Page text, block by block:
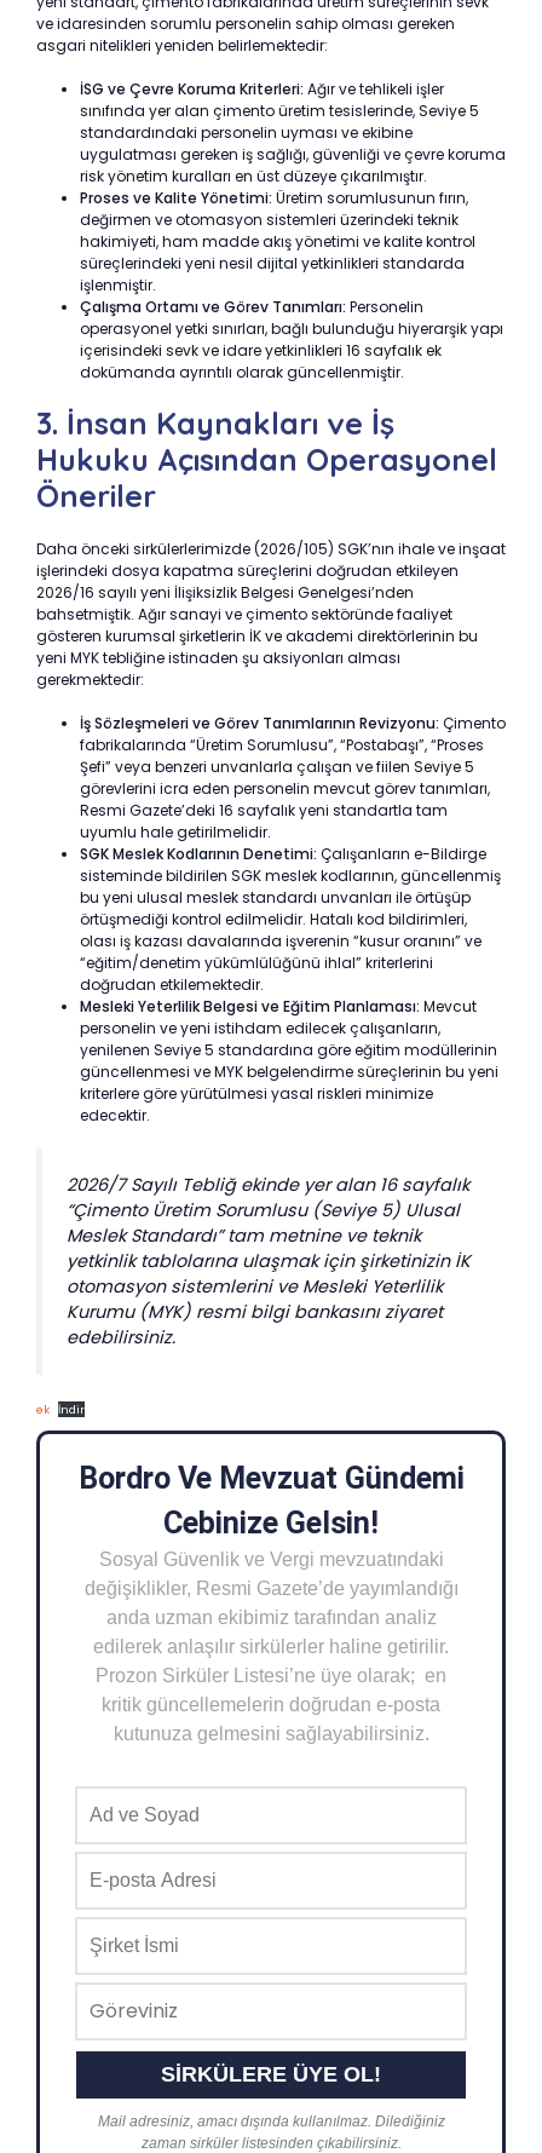
ve idaresinden sorumlu personelin sahip olması gereken
asgari nitelikleri yeniden belirlemektedir:
İSG ve Çevre Koruma Kriterleri: Ağır ve tehlikeli işler
sınıfında yer alan çimento üretim tesislerinde, Seviye 5
standardındaki personelin uyması ve ekibine
uygulatması gereken iş sağlığı, güvenliği ve çevre koruma
risk yönetim kuralları en üst düzeye çıkarılmıştır.
Proses ve Kalite Yönetimi: Üretim sorumlusunun fırın,
değirmen ve otomasyon sistemleri üzerindeki teknik
hakimiyeti, ham madde akış yönetimi ve kalite kontrol
süreçlerindeki yeni nesil dijital yetkinlikleri standarda
işlenmiştir.
Çalışma Ortamı ve Görev Tanımları: Personelin
operasyonel yetki sınırları, bağlı bulunduğu hiyerarşik yapı
içerisindeki sevk ve idare yetkinlikleri 16 sayfalık ek
dokümanda ayrıntılı olarak güncellenmiştir.
3. İnsan Kaynakları ve İş
Hukuku Açısından Operasyonel
Öneriler
Daha önceki sirkülerlerimizde (2026/105) SGK’nın ihale ve inşaat
işlerindeki dosya kapatma süreçlerini doğrudan etkileyen
2026/16 sayılı yeni İlişiksizlik Belgesi Genelgesi’nden
bahsetmiştik. Ağır sanayi ve çimento sektöründe faaliyet
gösteren kurumsal şirketlerin İK ve akademi direktörlerinin bu
yeni MYK tebliğine istinaden şu aksiyonları alması
gerekmektedir:
İş Sözleşmeleri ve Görev Tanımlarının Revizyonu: Çimento
fabrikalarında “Üretim Sorumlusu”, “Postabaşı”, “Proses
Şefi” veya benzeri unvanlarla çalışan ve fiilen Seviye 5
görevlerini icra eden personelin mevcut görev tanımları,
Resmi Gazete’deki 16 sayfalık yeni standartla tam
uyumlu hale getirilmelidir.
SGK Meslek Kodlarının Denetimi: Çalışanların e-Bildirge
sisteminde bildirilen SGK meslek kodlarının, güncellenmiş
bu yeni ulusal meslek standardı unvanları ile örtüşüp
örtüşmediği kontrol edilmelidir. Hatalı kod bildirimleri,
olası iş kazası davalarında işverenin “kusur oranını” ve
“eğitim/denetim yükümlülüğünü ihlal” kriterlerini
doğrudan etkilemektedir.
Mesleki Yeterlilik Belgesi ve Eğitim Planlaması: Mevcut
personelin ve yeni istihdam edilecek çalışanların,
yenilenen Seviye 5 standardına göre eğitim modüllerinin
güncellenmesi ve MYK belgelendirme süreçlerinin bu yeni
kriterlere göre yürütülmesi yasal riskleri minimize
edecektir.
2026/7 Sayılı Tebliğ ekinde yer alan 16 sayfalık
“Çimento Üretim Sorumlusu (Seviye 5) Ulusal
Meslek Standardı” tam metnine ve teknik
yetkinlik tablolarına ulaşmak için şirketinizin İK
otomasyon sistemlerini ve Mesleki Yeterlilik
Kurumu (MYK) resmi bilgi bankasını ziyaret
edebilirsiniz.
ek İndir
Bordro Ve Mevzuat Gündemi
Cebinize Gelsin!
Sosyal Güvenlik ve Vergi mevzuatındaki
değişiklikler, Resmi Gazete’de yayımlandığı
anda uzman ekibimiz tarafından analiz
edilerek anlaşılır sirkülerler haline getirilir.
Prozon Sirküler Listesi’ne üye olarak; en
kritik güncellemelerin doğrudan e-posta
kutunuza gelmesini sağlayabilirsiniz.
Mail adresiniz, amacı dışında kullanılmaz. Dilediğiniz
zaman sirküler listesinden çıkabilirsiniz.